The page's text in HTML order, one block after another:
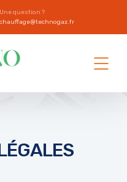
Une question ?
chauffage@technogaz.fr